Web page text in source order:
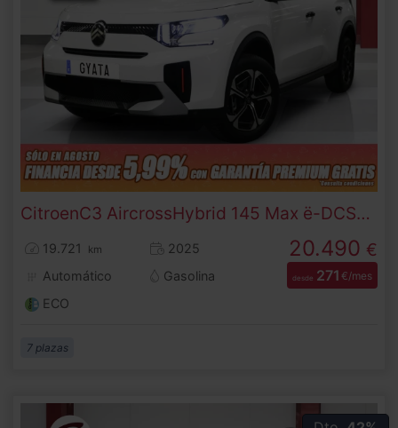
CitroenC3 Aircross Hybrid 145 Max ë-DCS6 107 kW (145 CV)
19.721 km
2025
Automático
Gasolina
ECO
20.490 €
desde 271 €/mes
7 plazas